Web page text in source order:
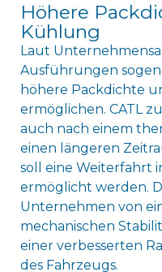
Höhere
Kühlung
Laut
Ausführungen
höhere Packdichte
ermöglichen. CATL
auch nach einem
einen längeren
soll eine Weiterfahrt
ermöglicht werden.
Unternehmen von
mechanischen
einer verbesserten
des Fahrzeugs.